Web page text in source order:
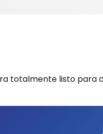
totalmente listo para